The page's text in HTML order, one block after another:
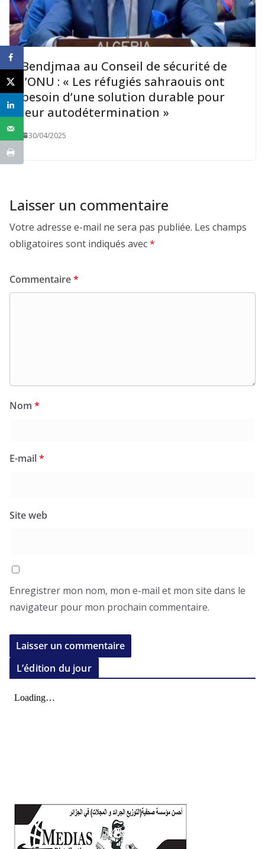
Bendjmaa au Conseil de sécurité de
l’ONU : « Les réfugiés sahraouis ont
besoin d’une solution durable pour
leur autodétermination »
30/04/2025
Laisser un commentaire
Votre adresse e-mail ne sera pas publiée. Les champs
obligatoires sont indiqués avec*
Commentaire*
Nom *
E-mail*
Site web
Enregistrer mon nom, mon e-mail et mon site dans le
navigateur pour mon prochain commentaire.
L’édition du jour